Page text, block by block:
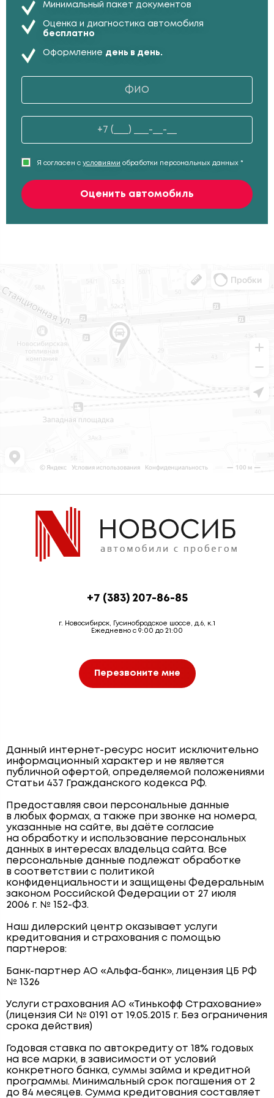
Минимальный пакет документов
Оценка и диагностика автомобиля
бесплатно
Оформление день в день.
Я согласен с условиями обработки персональных данных *
Оценить автомобиль
+7 (383) 207-86-85
г. Новосибирск, Гусинобродское шоссе, д.6, к.1
Ежедневно с 9:00 до 21:00
Перезвоните мне
Данный интернет-ресурс носит исключительно
информационный характер и не является
публичной офертой, определяемой положениями
Статьи 437 Гражданского кодекса РФ.
Предоставляя свои персональные данные
в любых формах, а также при звонке на номера,
указанные на сайте, вы даёте согласие
на обработку и использование персональных
данных в интересах владельца сайта. Все
персональные данные подлежат обработке
в соответствии с политикой
конфиденциальности и защищены Федеральным
законом Российской Федерации от 27 июля
2006 г. № 152-ФЗ.
Наш дилерский центр оказывает услуги
кредитования и страхования с помощью
партнеров:
Банк-партнер АО «Альфа-банк», лицензия ЦБ РФ
№ 1326
Услуги страхования АО «Тинькофф Страхование»
(лицензия СИ № 0191 от 19.05.2015 г. Без ограничения
срока действия)
Годовая ставка по автокредиту от 18% годовых
на все марки, в зависимости от условий
конкретного банка, суммы займа и кредитной
программы. Минимальный срок погашения от 2
до 84 месяцев. Сумма кредитования составляет